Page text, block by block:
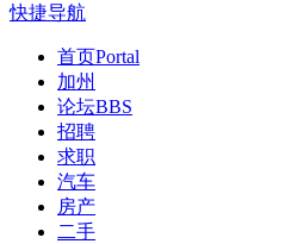
快捷导航
首页Portal
加州
论坛BBS
招聘
求职
汽车
房产
二手